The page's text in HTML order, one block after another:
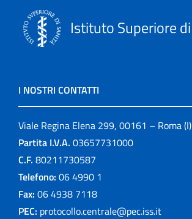
Istituto Superiore
I NOSTRI CONTATTI
Viale Regina Elena 299, 00161 – Roma (I)
Partita I.V.A. 03657731000
C.F. 80211730587
Telefono: 06 4990 1
Fax: 06 4938 7118
PEC: protocollo.centrale@pec.iss.it